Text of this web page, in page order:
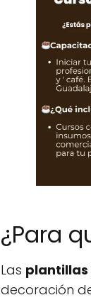
¿Para
Las
decoración